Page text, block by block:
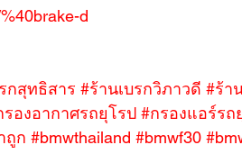
d
กสุทธิสาร #ร้านเบรกวิภาวดี #ร้า
รองอากาศรถยุโรป #กรองแอร์รถ
ถูก #bmwthailand #bmwf30